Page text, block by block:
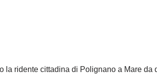
la ridente cittadina di Polignano a Mare da